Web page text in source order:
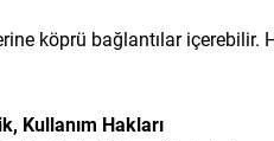
köprü bağlantılar
Kullanım Hakları